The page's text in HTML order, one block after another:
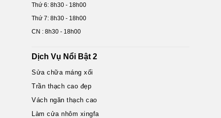
Thứ 6: 8h30 - 18h00
Thứ 7: 8h30 - 18h00
CN : 8h30 - 18h00
Dịch Vụ Nổi Bật 2
Sửa chữa máng xối
Trần thạch cao đẹp
Vách ngăn thạch cao
Làm cửa nhôm xingfa